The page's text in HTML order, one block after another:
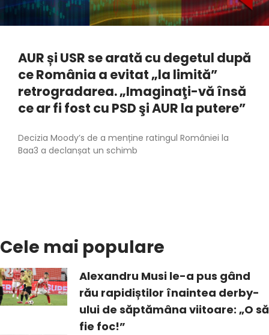
AUR și USR se arată cu degetul după
ce România a evitat „la limită”
retrogradarea. „Imaginaţi-vă însă
ce ar fi fost cu PSD şi AUR la putere”
Decizia Moody’s de a menține ratingul României la
Baa3 a declanșat un schimb
Cele mai populare
Alexandru Musi le-a pus gând
rău rapidiștilor înaintea derby-
ului de săptămâna viitoare: „O să
fie foc!”